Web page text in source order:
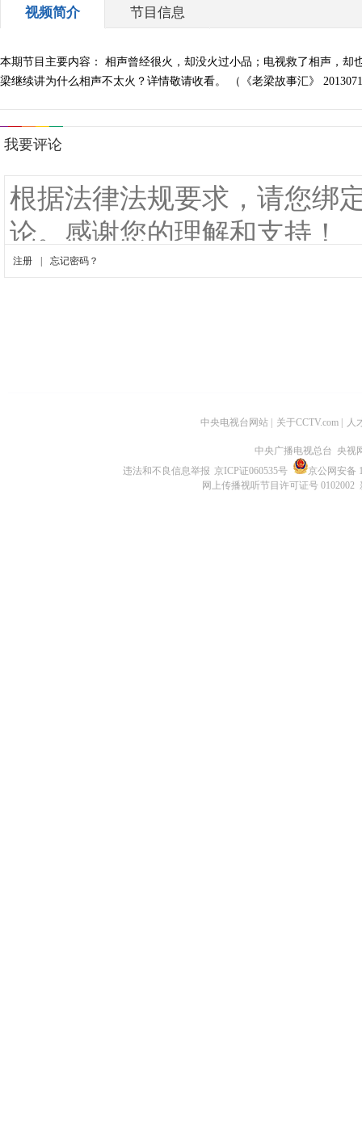
视频简介 节目信息
本期节目主要内容： 相声曾经很火，却没火过小品；电视救了相声，
梁继续讲为什么相声不太火？详情敬请收看。 （《老梁故事汇》
中央电视台网站 关于CCTV.com 人
中央广播电视总台 央视
违法和不良信息举报 京ICP证060535号
京公网安备
网上传播视听节目许可证号 0102002